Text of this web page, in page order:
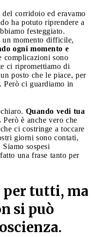
corridoio ed eravamo
ha potuto riprendere a
festeggiato.
un momento difficile,
ogni momento e
complicazioni sono
ci ripromettiamo di
posto che le piace, per
Però ci guardiamo in
Quando vedi tua
Però è anche vero che
ci costringe a toccare
giorni sono contati,
sospesi
una frase tanto per
per tutti, ma
si può